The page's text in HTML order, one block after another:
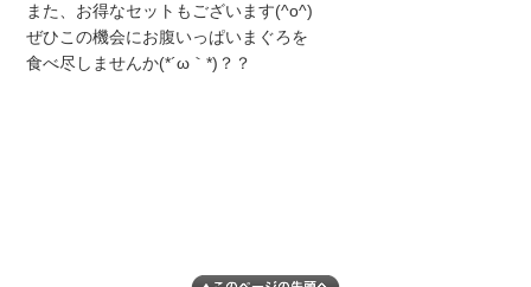
また、お得なセットもございます(^o^)
ぜひこの機会にお腹いっぱいまぐろを
食べ尽しませんか(*´ω｀*)？？